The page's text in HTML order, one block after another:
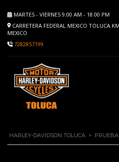
MARTES - VIERNES 9.00 AM - 18.00 PM
CARRETERA FEDERAL MEXICO TOLUCA
MEXICO
7282857199
HARLEY-DAVIDSON TOLUCA >